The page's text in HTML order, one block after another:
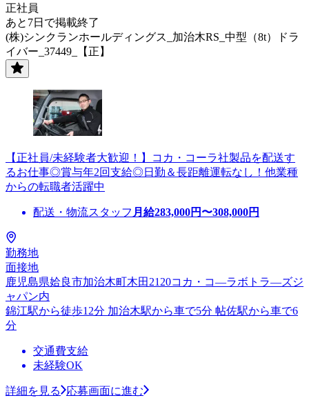
正社員
あと7日で掲載終了
(株)シンクランホールディングス_加治木RS_中型（8t）ドラ
イバー_37449_【正】
【正社員/未経験者大歓迎！】コカ・コーラ社製品を配送す
るお仕事◎賞与年2回支給◎日勤＆長距離運転なし！他業種
からの転職者活躍中
配送・物流スタッフ 月給283,000円〜308,000円
勤務地
面接地
鹿児島県姶良市加治木町木田2120コカ・コ―ラボトラ―ズジ
ャパン内
錦江駅から徒歩12分 加治木駅から車で5分 帖佐駅から車で6
分
交通費支給
未経験OK
詳細を見る
応募画面に進む